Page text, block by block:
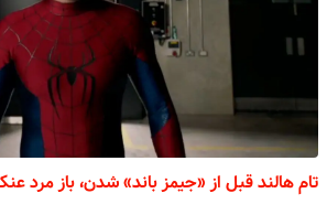
تام هالند قبل از «جیمز باند» شدن، باز مرد